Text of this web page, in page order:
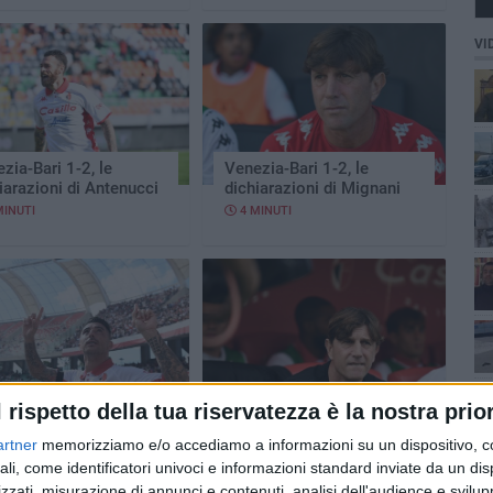
rispetto della tua riservatezza è la nostra
memorizziamo e/o accediamo a informazioni su un dispositivo,
come identificatori univoci e informazioni standard inviate da un
Bari 1-2, le
di Antenucci
Venezia-Bari 1-2, le
dichiarazioni di Mignani
4 MINUTI
Brescia 6-2, le
di Bellomo
Bari-Brescia 6-2, le
dichiarazioni di Mignani
17 MINUTI